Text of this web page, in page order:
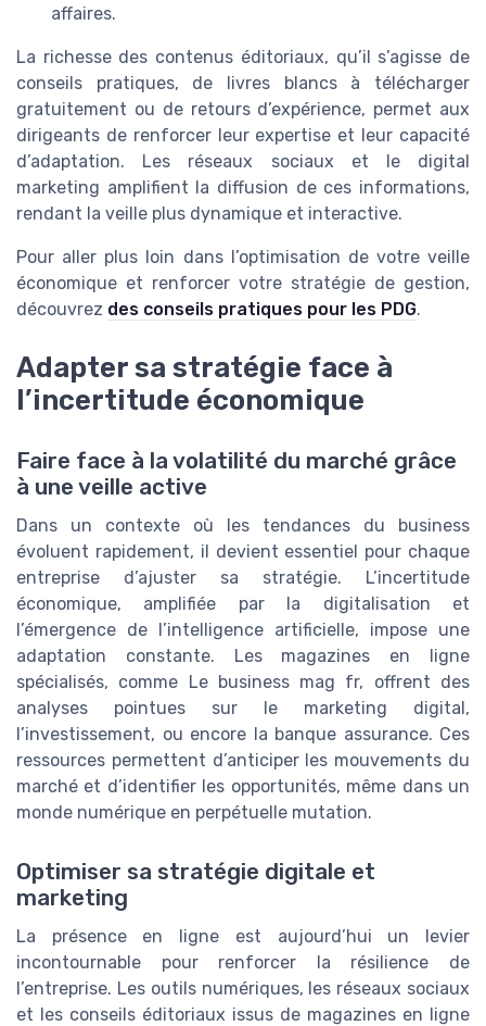
affaires.
La richesse des contenus éditoriaux, qu’il s’agisse de
conseils pratiques, de livres blancs à télécharger
gratuitement ou de retours d’expérience, permet aux
dirigeants de renforcer leur expertise et leur capacité
d’adaptation. Les réseaux sociaux et le digital
marketing amplifient la diffusion de ces informations,
rendant la veille plus dynamique et interactive.
Pour aller plus loin dans l’optimisation de votre veille
économique et renforcer votre stratégie de gestion,
découvrez des conseils pratiques pour les PDG.
Adapter sa stratégie face à
l’incertitude économique
Faire face à la volatilité du marché grâce
à une veille active
Dans un contexte où les tendances du business
évoluent rapidement, il devient essentiel pour chaque
entreprise d’ajuster sa stratégie. L’incertitude
économique, amplifiée par la digitalisation et
l’émergence de l’intelligence artificielle, impose une
adaptation constante. Les magazines en ligne
spécialisés, comme Le business mag fr, offrent des
analyses pointues sur le marketing digital,
l’investissement, ou encore la banque assurance. Ces
ressources permettent d’anticiper les mouvements du
marché et d’identifier les opportunités, même dans un
monde numérique en perpétuelle mutation.
Optimiser sa stratégie digitale et
marketing
La présence en ligne est aujourd’hui un levier
incontournable pour renforcer la résilience de
l’entreprise. Les outils numériques, les réseaux sociaux
et les conseils éditoriaux issus de magazines en ligne